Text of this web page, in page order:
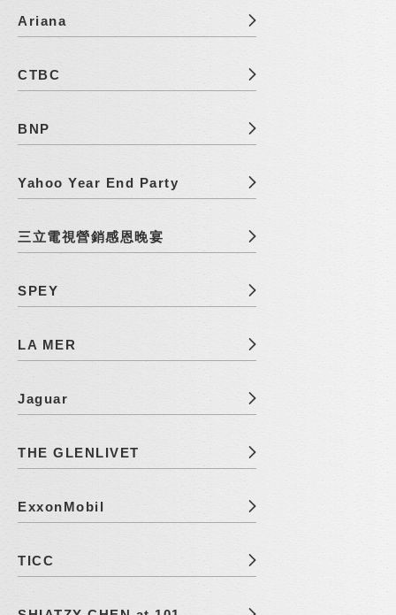
Ariana
CTBC
BNP
Yahoo Year End Party
三立電視營銷感恩晚宴
SPEY
LA MER
Jaguar
THE GLENLIVET
ExxonMobil
TICC